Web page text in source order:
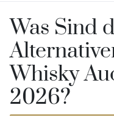
Was Sind
Whisky
2026?